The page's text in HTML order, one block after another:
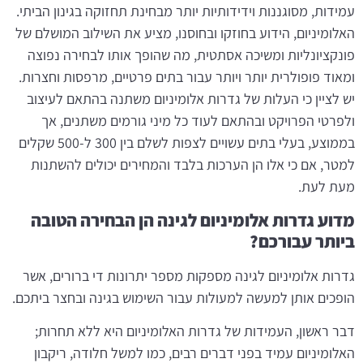
עמידות, מסוגננות וידידותיות יותר מבחינת תחזוקה בגינון הביתי.
האלומיניום, הידוע בחוזקו ובחוסנו, מציע את השילוב המושלם של
פונקציונליות ומשיכה אסתטית, מה שהופך אותו לבחירה נפוצה
ומאוד פופולרית יותר ויותר עבור בתים פרטיים, מרפסות וחצרות.
יש לציין כי העלות של גדרות אלומיניום משתנה בהתאם לעיצוב
ולפרטי הפרויקט ובהתאם לעוד כל מיני גורמים משתנים, אך
בממוצע, בעלי בתים עשויים לצפות לשלם בין 300 ל-500 שקלים
למטר, אם כי אלו הן הערכות בלבד והמחירים יכולים להשתנות
מעת לעת.
מדוע גדרות אלומיניום לגינה הן הבחירה הטובה
ביותר עבורכם?
גדרות אלומיניום לגינה מספקות מספר יתרונות די ברורים, אשר
הופכים אותן למעשה למעולות עבור השימוש בגינה ובחצר ביתכם.
דבר ראשון, העמידות של גדרות האלומיניום היא ללא תחרות;
האלומיניום עמיד בפני דברים רבים, כמו למשל חלודה, ריקבון